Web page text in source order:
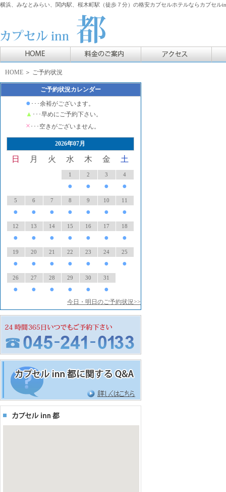
横浜、みなとみらい、関内駅、桜木町駅（徒歩７分）の格安カプセルホテルならカプセル
HOME ＞ ご予約状況
ご予約状況カレンダー
● ･･･余裕がございます。
▲ ･･･早めにご予約下さい。
× ･･･空きがございません。
2026年07月
日 月 火 水 木 金 土
1
●
2
●
3
●
4
●
5
●
6
●
7
●
8
●
9
●
10
●
11
●
12
●
13
●
14
●
15
●
16
●
17
●
18
●
19
●
20
●
21
●
22
●
23
●
24
●
25
●
26
●
27
●
28
●
29
●
30
●
31
●
今日・明日のご予約状況>>